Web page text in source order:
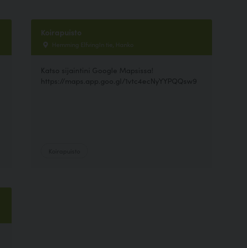
Koirapuisto
Hemming ElfvingIn tie, Hanko
Katso sijaintini Google Mapsissa!
https://maps.app.goo.gl/1vtc4ecNyYYPQQsw9